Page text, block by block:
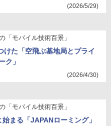
(2026/5/29)
「モバイル技術百景」
けた「空飛ぶ基地局とプライ
ク」
(2026/4/30)
「モバイル技術百景」
まる「JAPANローミング」